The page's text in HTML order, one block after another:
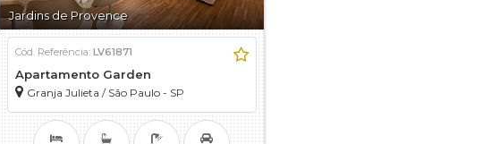
Jardins de Provence
Apartamento Garden
Granja Julieta / São Paulo - SP
Cód. Referência: LV61871